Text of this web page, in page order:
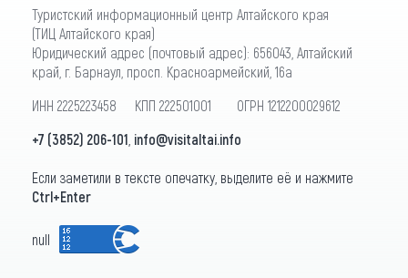
Туристский информационный центр Алтайского края
(ТИЦ Алтайского края)
Юридический адрес (почтовый адрес): 656043, Алтайский
край, г. Барнаул, просп. Красноармейский, 16а
ИНН 2225223458 КПП 222501001 ОГРН 1212200029612
+7 (3852) 206-101 info@visitaltai.info
Если заметили в тексте опечатку, выделите её и нажмите
Ctrl+Enter
null